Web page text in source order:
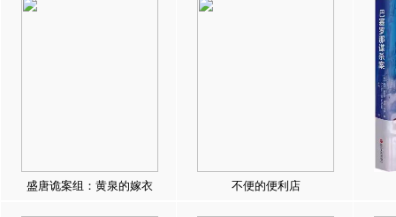
盛唐诡案组：黄泉的嫁衣 不便的便利店